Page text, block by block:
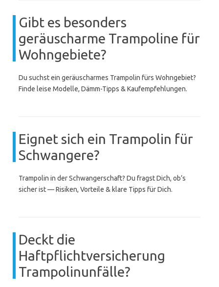
Gibt es besonders
geräuscharme Trampoline für
Wohngebiete?
Du suchst ein geräuscharmes Trampolin fürs Wohngebiet?
Finde leise Modelle, Dämm-Tipps & Kaufempfehlungen.
Eignet sich ein Trampolin für
Schwangere?
Trampolin in der Schwangerschaft? Du fragst Dich, ob’s
sicher ist — Risiken, Vorteile & klare Tipps für Dich.
Deckt die
Haftpflichtversicherung
Trampolinunfälle?